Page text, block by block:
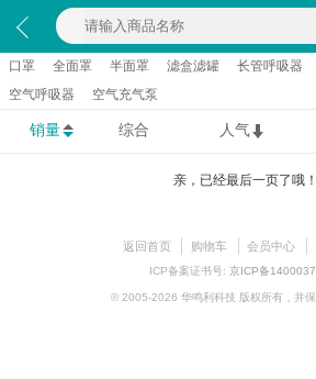
口罩 全面罩 半面罩 滤盒滤罐 长管呼吸器
空气呼吸器
空气充气泵
销量 综合 人气
亲，已经最后一页了哦！
返回首页 购物车 会员中心
ICP备案证书号: 京ICP备
© 2005-2026 华鸣利科技 版权所有，并保